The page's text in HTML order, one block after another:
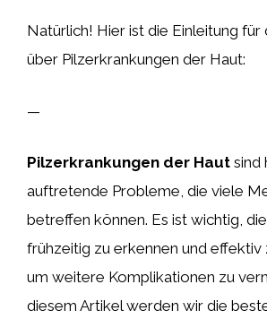
Natürlich! Hier ist die Einleitung für
über Pilzerkrankungen der Haut:
—
Pilzerkrankungen der Haut sind
auftretende Probleme, die viele
betreffen können. Es ist wichtig,
frühzeitig zu erkennen und effektiv
um weitere Komplikationen zu
diesem Artikel werden wir die